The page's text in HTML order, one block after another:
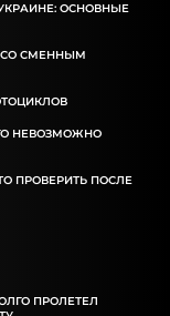
ОСНОВНЫЕ
СО СМЕННЫМ
НЕВОЗМОЖНО
ПРОВЕРИТЬ ПОСЛЕ
ПРОЛЕТЕЛ